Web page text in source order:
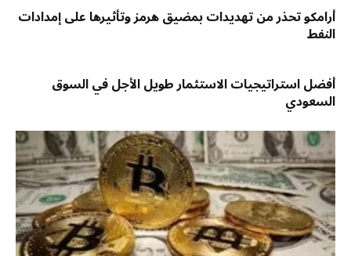
أرامكو تحذر من تهديدات بمضيق هرمز وتأثيرها على إمدادات
النفط
أفضل استراتيجيات الاستثمار طويل الأجل في السوق
السعودي